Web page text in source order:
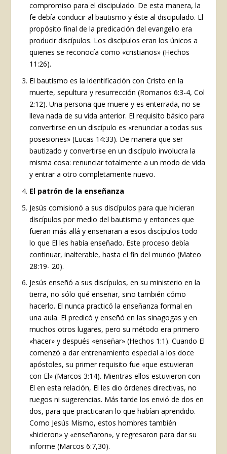
compromiso para el discipulado. De esta manera, la
fe debía conducir al bautismo y éste al discipulado. El
propósito final de la predicación del evangelio era
producir discípulos. Los discípulos eran los únicos a
quienes se reconocía como «cristianos» (Hechos
11:26).
El bautismo es la identificación con Cristo en la
muerte, sepultura y resurrección (Romanos 6:3-4, Col
2:12). Una persona que muere y es enterrada, no se
lleva nada de su vida anterior. El requisito básico para
convertirse en un discípulo es «renunciar a todas sus
posesiones» (Lucas 14:33). De manera que ser
bautizado y convertirse en un discípulo involucra la
misma cosa: renunciar totalmente a un modo de vida
y entrar a otro completamente nuevo.
El patrón de la enseñanza
Jesús comisionó a sus discípulos para que hicieran
discípulos por medio del bautismo y entonces que
fueran más allá y enseñaran a esos discípulos todo
lo que El les había enseñado. Este proceso debía
continuar, inalterable, hasta el fin del mundo (Mateo
28:19- 20).
Jesús enseñó a sus discípulos, en su ministerio en la
tierra, no sólo qué enseñar, sino también cómo
hacerlo. El nunca practicó la enseñanza formal en
una aula. El predicó y enseñó en las sinagogas y en
muchos otros lugares, pero su método era primero
«hacer» y después «enseñar» (Hechos 1:1). Cuando El
comenzó a dar entrenamiento especial a los doce
apóstoles, su primer requisito fue «que estuvieran
con El» (Marcos 3:14). Mientras ellos estuvieron con
El en esta relación, El les dio órdenes directivas, no
ruegos ni sugerencias. Más tarde los envió de dos en
dos, para que practicaran lo que habían aprendido.
Como Jesús Mismo, estos hombres también
«hicieron» y «enseñaron», y regresaron para dar su
informe (Marcos 6:7,30).